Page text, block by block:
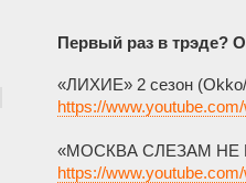
Первый раз в трэде?
«ЛИХИЕ» 2 сезон
https://
«МОСКВА СЛЕЗАМ НЕ
https://